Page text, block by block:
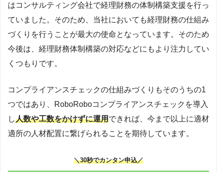
はコンサルティング会社で経理財務の体制構築支援を行っ
ていました。そのため、当社においても経理財務の仕組み
づくりを行うことが最大の使命となっています。そのため
今後は、経理財務体制構築の対応などにもより注力してい
くつもりです。
コンプライアンスチェックの仕組みづくりもそのうちの1
つではあり、RoboRoboコンプライアンスチェックを導入
し人数や工数をかけずに運用できれば、今まで以上に適材
適所の人材配置に繋げられることを期待しています。
＼30秒でカンタン申込／